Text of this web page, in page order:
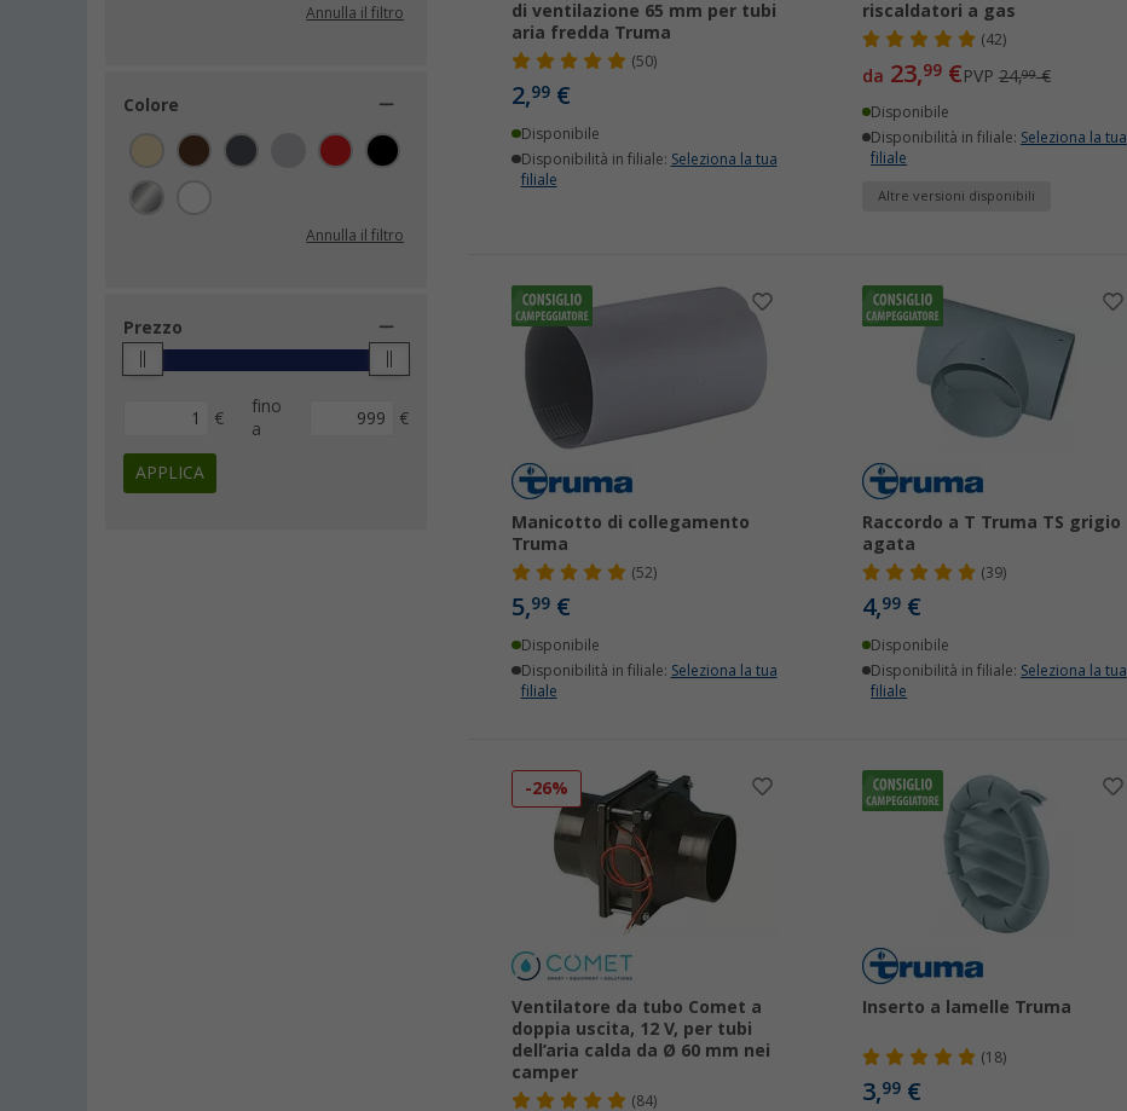
Annulla il filtro
Colore
Annulla il filtro
Prezzo
€
fino
a
€
APPLICA
di ventilazione 65 mm per tubi
aria fredda Truma
(50)
2,99 €
Disponibile
Disponibilità in filiale: Seleziona la tua
filiale
riscaldatori a gas
(42)
da 23,99€PVP24,99€
Disponibile
Disponibilità in filiale: Seleziona la tua
filiale
Altre versioni disponibili
Manicotto di collegamento
Truma
(52)
5,99 €
Disponibile
Disponibilità in filiale: Seleziona la tua
filiale
Raccordo a T Truma TS grigio
agata
(39)
4,99€
Disponibile
Disponibilità in filiale: Seleziona la tua
filiale
-26%
Ventilatore da tubo Comet a
doppia uscita, 12 V, per tubi
dell’aria calda da Ø 60 mm nei
camper
(84)
Inserto a lamelle Truma
(18)
3,99€